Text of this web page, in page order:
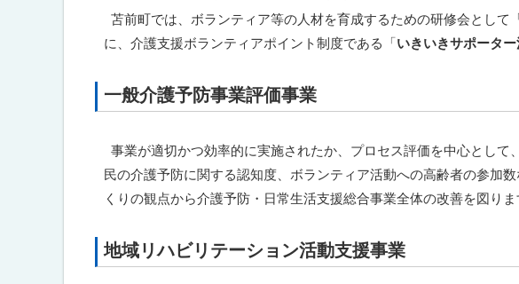
苫前町では、ボランティア等の人材を育成するための研修会として
に、介護支援ボランティアポイント制度である「いきいきサポータ
ト
ッ
プ
に
戻
一般介護予防事業評価事業
事業が適切かつ効率的に実施されたか、プロセス評価を中心とし
民の介護予防に関する認知度、ボランティア活動への高齢者の参加
くりの観点から介護予防・日常生活支援総合事業全体の改善を図りま
ト
ッ
地域リハビリテーション活動支援事業